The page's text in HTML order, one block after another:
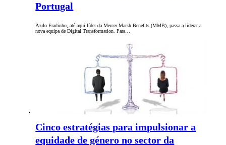
Portugal
Paulo Fradinho, até aqui líder da Mercer Marsh Benefits (MMB), passa a liderar a
nova equipa de Digital Transformation. Para…
Cinco estratégias para impulsionar a
equidade de género no sector da